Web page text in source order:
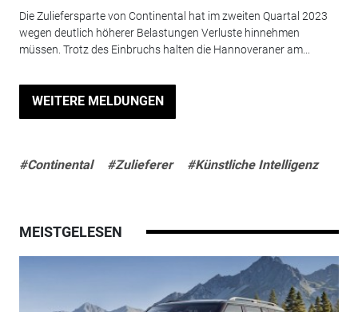
Die Zuliefersparte von Continental hat im zweiten Quartal 2023
wegen deutlich höherer Belastungen Verluste hinnehmen
müssen. Trotz des Einbruchs halten die Hannoveraner am...
WEITERE MELDUNGEN
#Continental #Zulieferer #Künstliche Intelligenz
MEISTGELESEN